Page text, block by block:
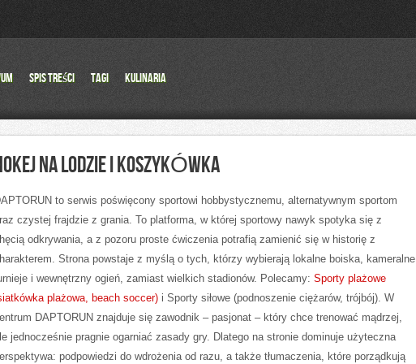
Spis Treści Tagi Kulinaria
NA LODZIE I KOSZYKÓWKA
to serwis poświęcony sportowi hobbystycznemu, alternatywnym sportom
czystej frajdzie z grania. To platforma, w której sportowy nawyk spotyka się z
odkrywania, a z pozoru proste ćwiczenia potrafią zamienić się w historię z
Strona powstaje z myślą o tych, którzy wybierają lokalne boiska, kameralne
i wewnętrzny ogień, zamiast wielkich stadionów. Polecamy: Sporty plażowe
plażowa, beach soccer) i Sporty siłowe (podnoszenie ciężarów, trójbój). W
DAPTORUN znajduje się zawodnik – pasjonat – który chce trenować mądrzej,
jednocześnie pragnie ogarniać zasady gry. Dlatego na stronie dominuje użyteczna
podpowiedzi do wdrożenia od razu, a także tłumaczenia, które porządkują